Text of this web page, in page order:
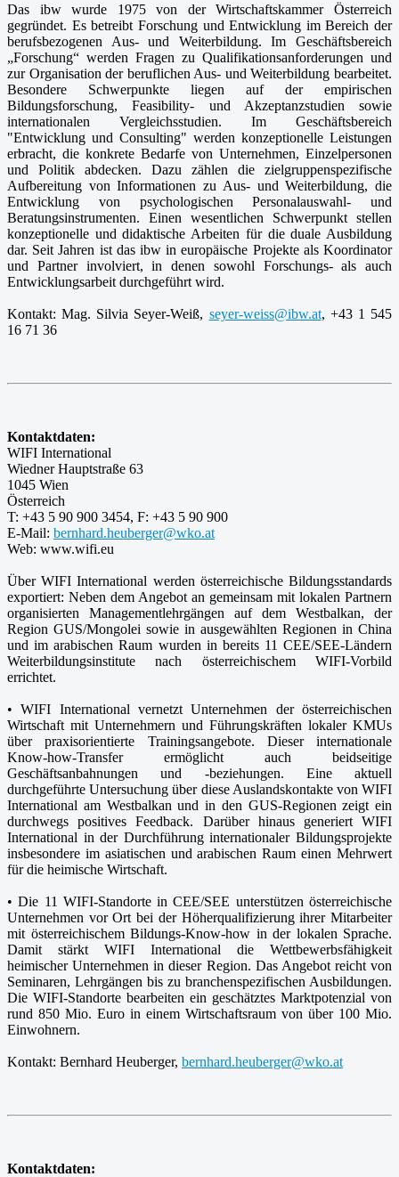
Das ibw wurde 1975 von der Wirtschaftskammer Österreich
gegründet. Es betreibt Forschung und Entwicklung im Bereich der
berufsbezogenen Aus- und Weiterbildung. Im Geschäftsbereich
„Forschung“ werden Fragen zu Qualifikationsanforderungen und
zur Organisation der beruflichen Aus- und Weiterbildung bearbeitet.
Besondere Schwerpunkte liegen auf der empirischen
Bildungsforschung, Feasibility- und Akzeptanzstudien sowie
internationalen Vergleichsstudien. Im Geschäftsbereich
"Entwicklung und Consulting" werden konzeptionelle Leistungen
erbracht, die konkrete Bedarfe von Unternehmen, Einzelpersonen
und Politik abdecken. Dazu zählen die zielgruppenspezifische
Aufbereitung von Informationen zu Aus- und Weiterbildung, die
Entwicklung von psychologischen Personalauswahl- und
Beratungsinstrumenten. Einen wesentlichen Schwerpunkt stellen
konzeptionelle und didaktische Arbeiten für die duale Ausbildung
dar. Seit Jahren ist das ibw in europäische Projekte als Koordinator
und Partner involviert, in denen sowohl Forschungs- als auch
Entwicklungsarbeit durchgeführt wird.
Kontakt: Mag. Silvia Seyer-Weiß, seyer-weiss@ibw.at, +43 1 545
16 71 36
Kontaktdaten:
WIFI International
Wiedner Hauptstraße 63
1045 Wien
Österreich
T: +43 5 90 900 3454, F: +43 5 90 900
E-Mail: bernhard.heuberger@wko.at
Web: www.wifi.eu
Über WIFI International werden österreichische Bildungsstandards
exportiert: Neben dem Angebot an gemeinsam mit lokalen Partnern
organisierten Managementlehrgängen auf dem Westbalkan, der
Region GUS/Mongolei sowie in ausgewählten Regionen in China
und im arabischen Raum wurden in bereits 11 CEE/SEE-Ländern
Weiterbildungsinstitute nach österreichischem WIFI-Vorbild
errichtet.
• WIFI International vernetzt Unternehmen der österreichischen
Wirtschaft mit Unternehmern und Führungskräften lokaler KMUs
über praxisorientierte Trainingsangebote. Dieser internationale
Know-how-Transfer ermöglicht auch beidseitige
Geschäftsanbahnungen und -beziehungen. Eine aktuell
durchgeführte Untersuchung über diese Auslandskontakte von WIFI
International am Westbalkan und in den GUS-Regionen zeigt ein
durchwegs positives Feedback. Darüber hinaus generiert WIFI
International in der Durchführung internationaler Bildungsprojekte
insbesondere im asiatischen und arabischen Raum einen Mehrwert
für die heimische Wirtschaft.
• Die 11 WIFI-Standorte in CEE/SEE unterstützen österreichische
Unternehmen vor Ort bei der Höherqualifizierung ihrer Mitarbeiter
mit österreichischem Bildungs-Know-how in der lokalen Sprache.
Damit stärkt WIFI International die Wettbewerbsfähigkeit
heimischer Unternehmen in dieser Region. Das Angebot reicht von
Seminaren, Lehrgängen bis zu branchenspezifischen Ausbildungen.
Die WIFI-Standorte bearbeiten ein geschätztes Marktpotenzial von
rund 850 Mio. Euro in einem Wirtschaftsraum von über 100 Mio.
Einwohnern.
Kontakt: Bernhard Heuberger, bernhard.heuberger@wko.at
Kontaktdaten: